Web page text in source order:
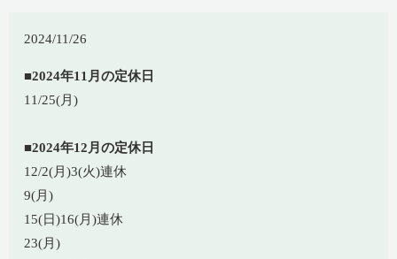
2024/11/26
■2024年11月の定休日
11/25(月)
■2024年12月の定休日
12/2(月)3(火)連休
9(月)
15(日)16(月)連休
23(月)